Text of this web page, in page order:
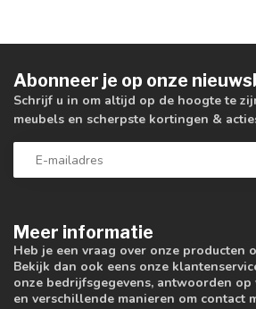
Meer informatie
Heb je een vraag over onze producten
Bekijk dan ook eens onze
onze bedrijfsgegevens, antwoorden
en verschillende manieren om contact
Abonneer je op onze
Schrijf u in om altijd op de hoogte te
meubels en scherpste kortingen &